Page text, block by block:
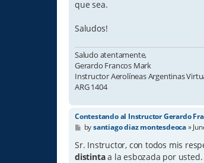
que sea.
Saludos!
Saludo atentamente,
Gerardo Francos Mark
Instructor Aerolíneas Argentinas
ARG 1404
Contestando al Instructor Gerardo
P
s
t
bysantiago diaz montesdeoca»
Sr. Instructor, con todos mis
distintaa la esbozada por usted.